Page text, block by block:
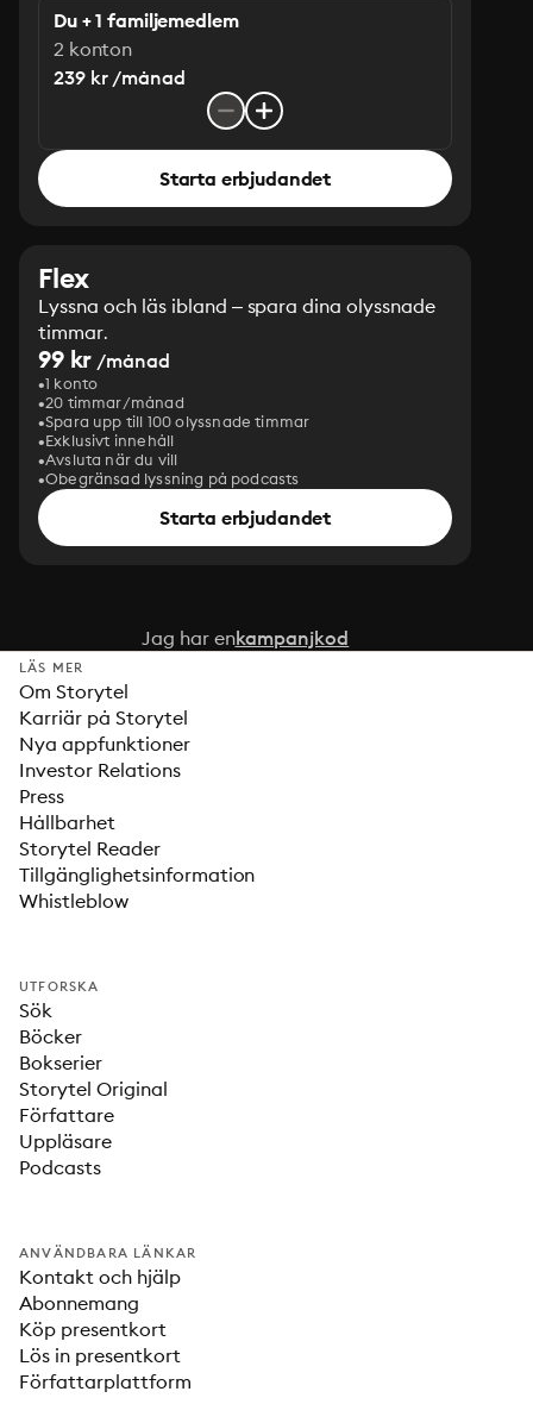
Du + 1 familjemedlem
2 konton
239 kr /månad
Starta erbjudandet
Flex
Lyssna och läs ibland – spara dina olyssnade
timmar.
99 kr /månad
1 konto
20 timmar/månad
Spara upp till 100 olyssnade timmar
Exklusivt innehåll
Avsluta när du vill
Obegränsad lyssning på podcasts
Starta erbjudandet
Jag har enkampanjkod
LÄS MER
Om Storytel
Karriär på Storytel
Nya appfunktioner
Investor Relations
Press
Hållbarhet
Storytel Reader
Tillgänglighetsinformation
Whistleblow
UTFORSKA
Sök
Böcker
Bokserier
Storytel Original
Författare
Uppläsare
Podcasts
ANVÄNDBARA LÄNKAR
Kontakt och hjälp
Abonnemang
Köp presentkort
Lös in presentkort
Författarplattform